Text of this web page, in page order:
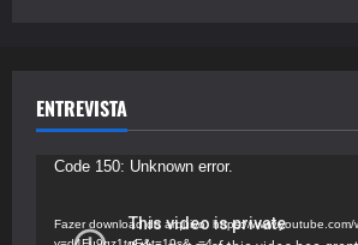
ENTREVISTA
Tocador
vídeo
Code 150: Unknown error.
Fazer download do arquivo: https://www.youtube.com/